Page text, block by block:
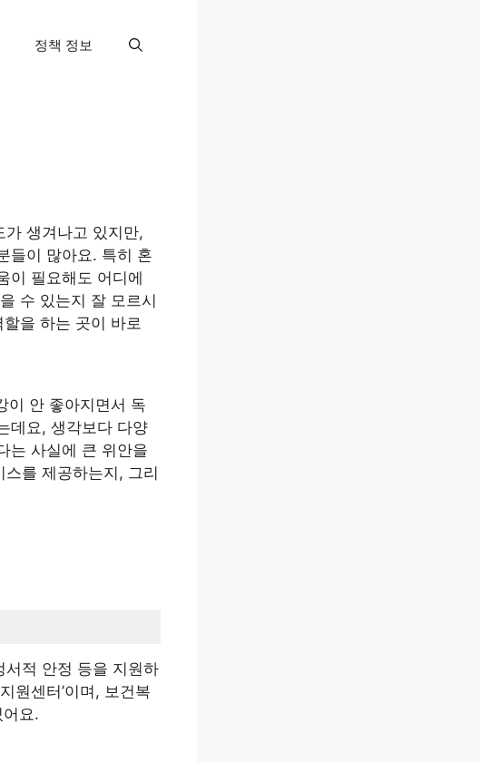
정책 정보
가 생겨나고 있지만,
들이 많아요. 특히 혼
이 필요해도 어디에
수 있는지 잘 모르시
을 하는 곳이 바로
이 안 좋아지면서 독
데요, 생각보다 다양
는 사실에 큰 위안을
를 제공하는지, 그리
서적 안정 등을 지원하
원센터’이며, 보건복
요.